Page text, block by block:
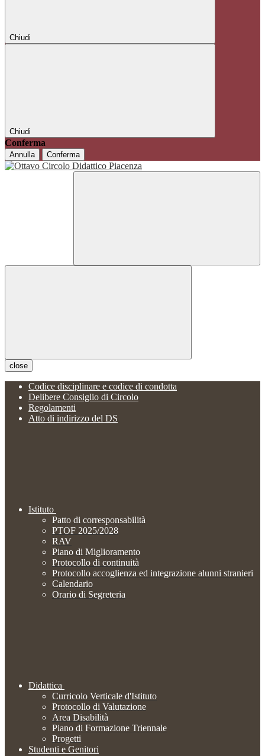
Chiudi
Chiudi
Conferma
Annulla Conferma
close
Codice disciplinare e codice di condotta
Delibere Consiglio di Circolo
Regolamenti
Atto di indirizzo del DS
Istituto
Patto di corresponsabilità
PTOF 2025/2028
RAV
Piano di Miglioramento
Protocollo di continuità
Protocollo accoglienza ed integrazione alunni stranieri
Calendario
Orario di Segreteria
Didattica
Curricolo Verticale d'Istituto
Protocollo di Valutazione
Area Disabilità
Piano di Formazione Triennale
Progetti
Studenti e Genitori